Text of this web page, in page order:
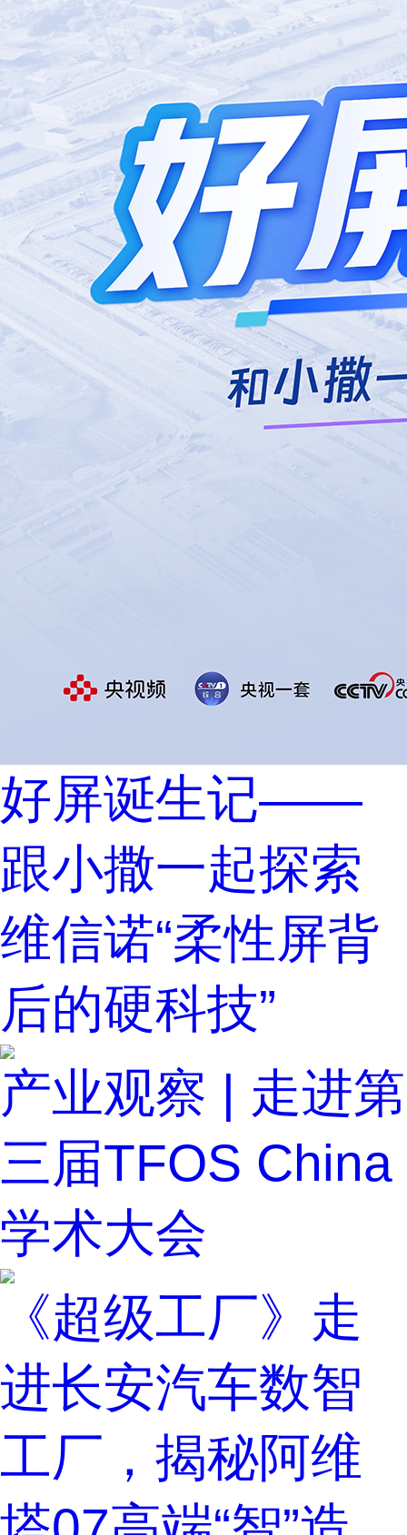
好屏诞生记——
跟小撒一起探索
维信诺“柔性屏背
后的硬科技”
产业观察 | 走进第
三届TFOS China
学术大会
《超级工厂》走
进长安汽车数智
工厂，揭秘阿维